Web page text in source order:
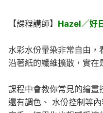
【課程講師】 Hazel／好
水彩水份暈染非常自由，
沿著紙的纖維擴散，實在
課程中會教你常見的繪畫
還有調色、 水份控制等